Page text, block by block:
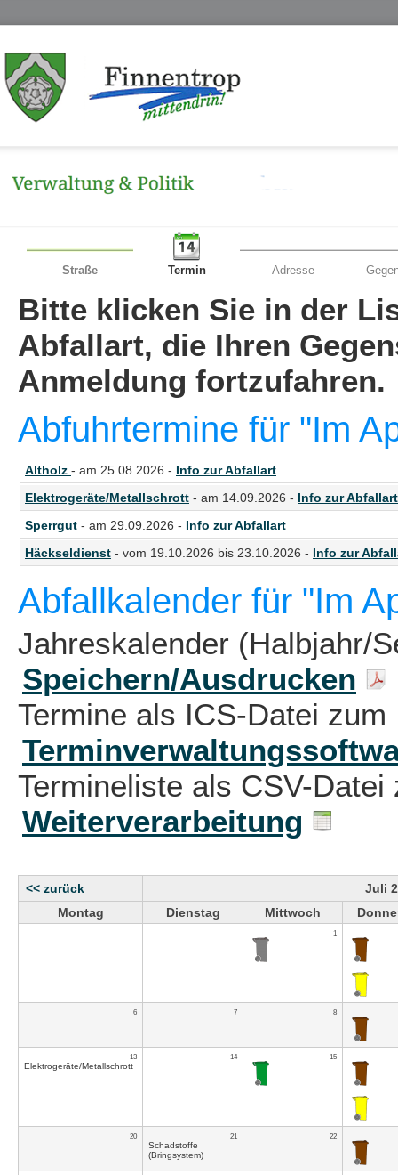
Straße Termin Adresse
Bitte klicken Sie in der
Abfallart, die Ihren
Anmeldung fortzufahren.
Abfuhrtermine für "Im
Altholz - am 25.08.2026 - Info zur Abfallart
Elektrogeräte/Metallschrott - am 14.09.2026 - Info zur Abfallart
Sperrgut - am 29.09.2026 - Info zur Abfallart
Häckseldienst - vom 19.10.2026 bis 23.10.2026 - Info zur
Abfallkalender für "Im
Jahreskalender (Halbjahr/
Speichern/Ausdrucken
Termine als ICS-Datei zum
Termineliste als CSV-
Weiterverarbeitung
<< zurück
Juli
Montag
Dienstag Mittwoch
1
6 7 8
13
Elektrogeräte/Metallschrott
14 15
20 21
Schadstoffe
(Bringsystem)
22